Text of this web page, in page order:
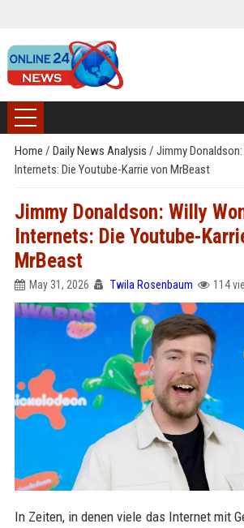
Home / Daily News Analysis / Jimmy
Internets: Die Youtube-Karrie von MrBeast
Jimmy Donaldson: Willy
Internets: Die Youtube-
MrBeast
May 31, 2026 Twila Rosenbaum 114
In Zeiten, in denen viele das Internet mit